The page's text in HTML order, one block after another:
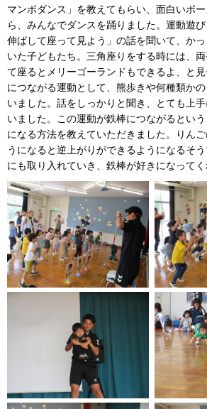
マンボダンス」を教えてもらい、面白いポ
ら、みんなでダンスを踊りました。運動遊
伸ばして座って見よう」の話を聞いて、か
いた子どもたち。三角座りをする時には、
て座るとメリーゴーランドもできるよ、と
につながる運動として、熊歩きや何種類か
いました。話をしっかりと聞き、とても上
いました。この運動が鉄棒につながるとい
になる方法を教えていただきました。りん
うになると逆上がりができるようになるそ
にも取り入れていき、鉄棒が好きになってく